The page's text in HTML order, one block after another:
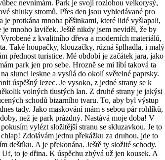
nevnímám. Park je svojí rozlohou velkorysý,
shluky stromů. Přes den jsou vyhledávané pro
protkána mnoha pěšinkami, které lidé vyšlapali,
mnoho laviček. Ještě nikdy jsem neviděl, že by
z kvalitního dřeva a moderních materiálů,
Také houpačky, klouzačky, různá šplhadla, i malý
přednost turistice. Mé období je začátek jara, jako
park jen pro sebe. Hrozně se mi líbí taková ta
slunci leskne a vysílá do okolí světelné paprsky.
úspěšný lezec. Je vysoko, z jedné strany se k
volných tlustých lan. Z druhé strany je jakýsi
schodů bizarního tvaru. To, aby byl výstup
tady. Jako maskování mám s sebou pár rohlíků,
než je park prázdný. Nastává moje doba! V
vylézt složitější stranu se skluzavkou. Je to
Zdolávám jednu překážku za druhou, jde to
deštíku. A je překonána. Ještě ty složité schody.
to je dřina. K úspěchu zbývá už jen kousek. A